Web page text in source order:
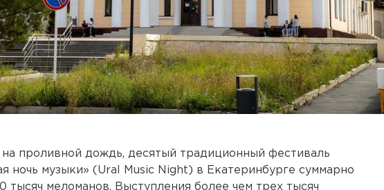
на проливной дождь, десятый традиционный фестиваль
ночь музыки‎» (Ural Music Night) в Екатеринбурге суммарно
тысяч меломанов. Выступления более чем трех тысяч